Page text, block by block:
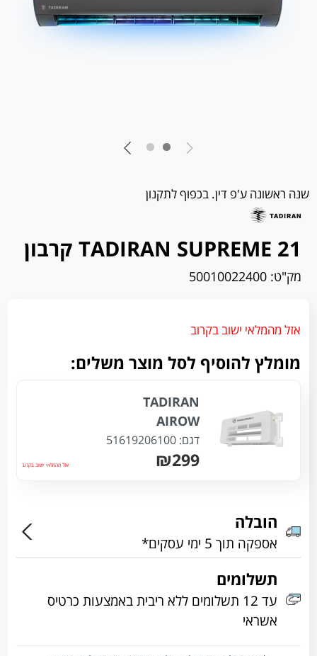
שנה ראשונה ע'פ דין. בכפוף לתקנון
TADIRAN SUPREME 21 קרבון
מק"ט: 50010022400
אזל מהמלאי ישוב בקרוב
מומלץ להוסיף לסל מוצר משלים:
TADIRAN
AIROW
דגם: 51619206100
₪299 אזל מהמלאי ישוב בקרוב
הובלה
אספקה תוך 5 ימי עסקים*
תשלומים
עד 12 תשלומים ללא ריבית באמצעות כרטיס
אשראי